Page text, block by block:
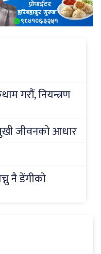
गरौं, नियन्त्रण
जीवनको आधार
नै डेंगीको